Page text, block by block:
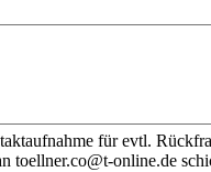
für evtl.
toellner.co@t-online.de